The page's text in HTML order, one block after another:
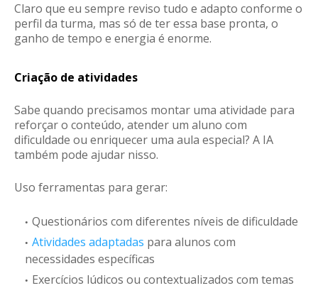
Claro que eu sempre reviso tudo e adapto conforme o
perfil da turma, mas só de ter essa base pronta, o
ganho de tempo e energia é enorme.
Criação de atividades
Sabe quando precisamos montar uma atividade para
reforçar o conteúdo, atender um aluno com
dificuldade ou enriquecer uma aula especial? A IA
também pode ajudar nisso.
Uso ferramentas para gerar:
Questionários com diferentes níveis de dificuldade
Atividades adaptadas para alunos com
necessidades específicas
Exercícios lúdicos ou contextualizados com temas